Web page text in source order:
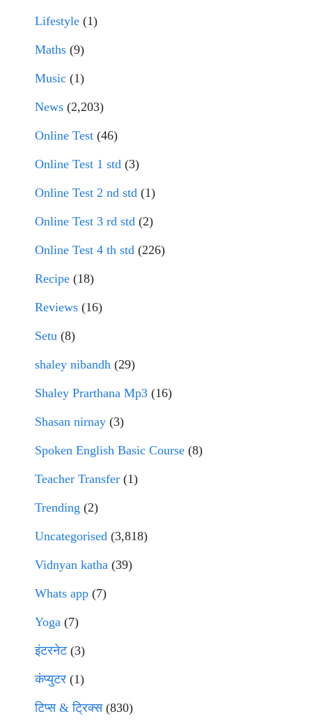
Lifestyle (1)
Maths (9)
Music (1)
News (2,203)
Online Test (46)
Online Test 1 std (3)
Online Test 2 nd std (1)
Online Test 3 rd std (2)
Online Test 4 th std (226)
Recipe (18)
Reviews (16)
Setu (8)
shaley nibandh (29)
Shaley Prarthana Mp3 (16)
Shasan nirnay (3)
Spoken English Basic Course (8)
Teacher Transfer (1)
Trending (2)
Uncategorised (3,818)
Vidnyan katha (39)
Whats app (7)
Yoga (7)
इंटरनेट(3)
कंप्युटर (1)
टिप्स & ट्रिक्स(830)